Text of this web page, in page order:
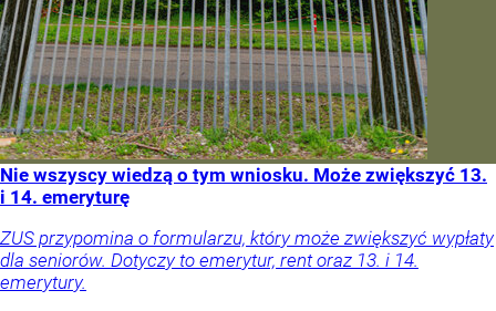
Nie wszyscy wiedzą o tym wniosku. Może zwiększyć 13.
i 14. emeryturę
ZUS przypomina o formularzu, który może zwiększyć wypłaty
dla seniorów. Dotyczy to emerytur, rent oraz 13. i 14.
emerytury.